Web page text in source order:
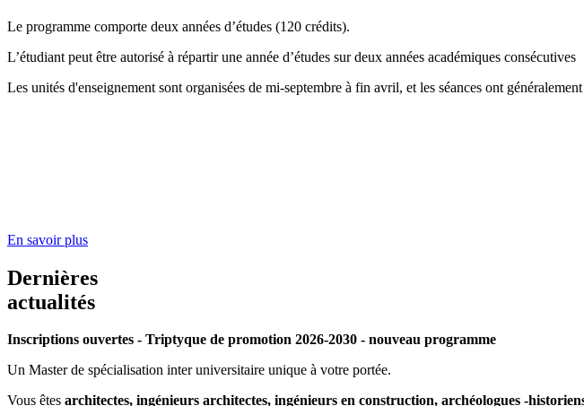
Le programme comporte deux années d’études (120 crédits).
L’étudiant peut être autorisé à répartir une année d’études sur deux années académiques consécutives
Les unités d'enseignement sont organisées de mi-septembre à fin avril, et les séances ont
En savoir plus
Dernières
actualités
Inscriptions ouvertes - Triptyque de promotion 2026-2030 - nouveau programme
Un Master de spécialisation inter universitaire unique à votre portée.
Vous êtes architectes, ingénieurs architectes, ingénieurs en construction, archéologues -